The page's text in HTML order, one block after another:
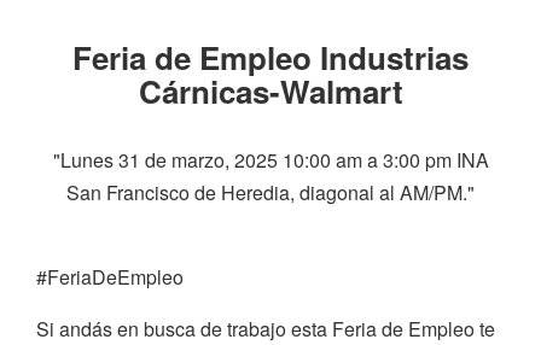
Feria de Empleo Industrias
Cárnicas-Walmart
"Lunes 31 de marzo, 2025 10:00 am a 3:00 pm INA
San Francisco de Heredia, diagonal al AM/PM."
#FeriaDeEmpleo
Si andás en busca de trabajo esta Feria de Empleo te